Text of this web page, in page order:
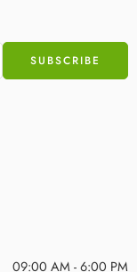
09:00 AM - 6:00 PM